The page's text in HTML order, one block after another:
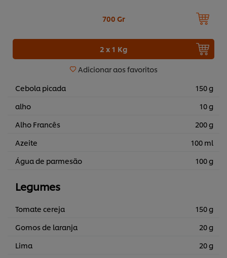
700 Gr
2 x 1 Kg
Adicionar aos favoritos
Cebola picada
150 g
alho
10 g
Alho Francês
200 g
Azeite
100 ml
Água de parmesão
100 g
Legumes
Tomate cereja
150 g
Gomos de laranja
20 g
Lima
20 g